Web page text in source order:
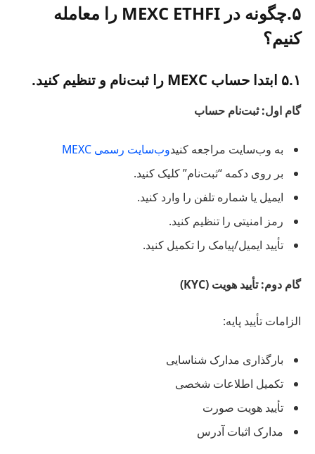
۵.چگونه در MEXC ETHFI را معامله
کنیم؟
۵.۱ ابتدا حساب MEXC را ثبت‌نام و تنظیم کنید.
گام اول: ثبت‌نام حساب
به وب‌سایت مراجعه کنیدوب‌سایت رسمی MEXC
بر روی دکمه “ثبت‌نام” کلیک کنید.
ایمیل یا شماره تلفن را وارد کنید.
رمز امنیتی را تنظیم کنید.
تأیید ایمیل/پیامک را تکمیل کنید.
گام دوم: تأیید هویت (KYC
)
الزامات تأیید پایه:
بارگذاری مدارک شناسایی
تکمیل اطلاعات شخصی
تأیید هویت صورت
مدارک اثبات آدرس